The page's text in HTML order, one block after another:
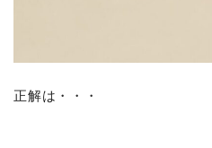
正解は・・・